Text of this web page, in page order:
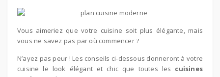
Vous aimeriez que votre cuisine soit plus élégante, mais
vous ne savez pas par où commencer ?
N’ayez pas peur ! Les conseils ci-dessous donneront à votre
cuisine le look élégant et chic que toutes les cuisines